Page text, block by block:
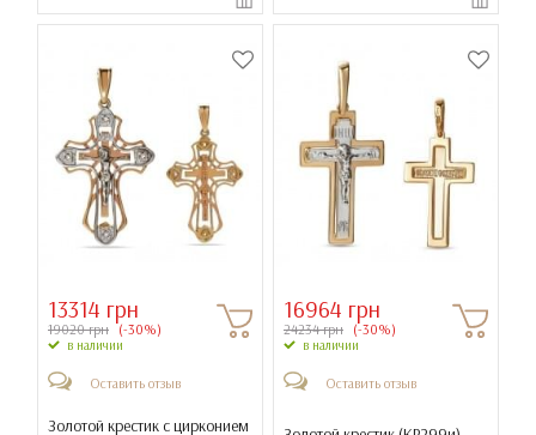
13314 грн
19020 грн (-30%)
в наличии
Оставить отзыв
Золотой крестик с цирконием
16964 грн
24234 грн (-30%)
в наличии
Оставить отзыв